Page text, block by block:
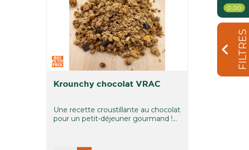
0,00
FILTRES
krounchy chocolat VRAC
Une recette croustillante au chocolat
pour un petit-déjeuner gourmand !...